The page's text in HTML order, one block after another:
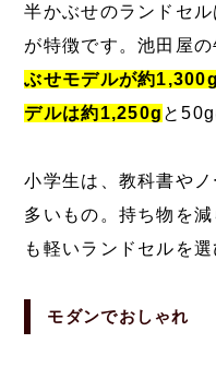
半かぶせのランドセ
が特徴です。池田屋
ぶせモデルが約
デルは約1,250g と
小学生は、教科書や
多いもの。持ち物を
も軽いランドセルを
モダンでおしゃれ